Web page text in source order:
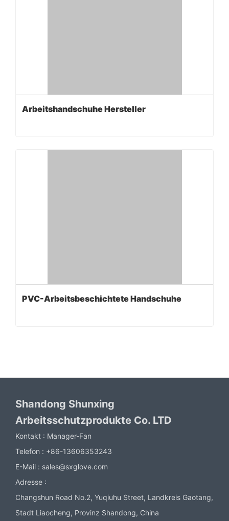
Arbeitshandschuhe Hersteller
PVC-Arbeitsbeschichtete Handschuhe
Shandong Shunxing
Arbeitsschutzprodukte Co. LTD
Kontakt : Manager-Fan
Telefon : +86-13606353243
E-Mail : sales@sxglove.com
Adresse :
Changshun Road No.2, Yuqiuhu Street, Landkreis Gaotang,
Stadt Liaocheng, Provinz Shandong, China